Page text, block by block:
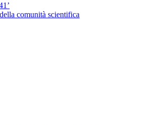
comunità scientifica